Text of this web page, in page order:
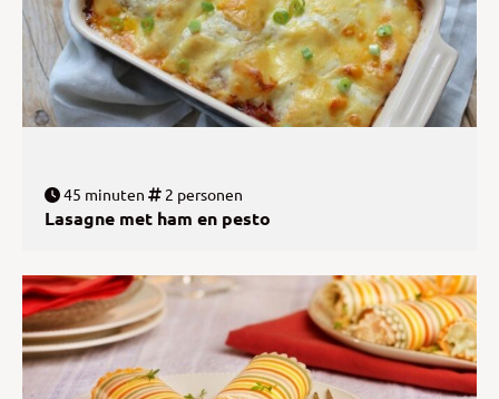
45 minuten 2 personen
Lasagne met ham en pesto